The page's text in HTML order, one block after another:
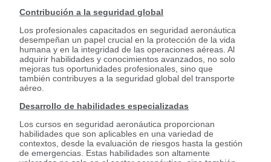
Contribución a la seguridad global
Los profesionales capacitados en seguridad aeronáutica
desempeñan un papel crucial en la protección de la vida
humana y en la integridad de las operaciones aéreas. Al
adquirir habilidades y conocimientos avanzados, no solo
mejoras tus oportunidades profesionales, sino que
también contribuyes a la seguridad global del transporte
aéreo.
Desarrollo de habilidades especializadas
Los cursos en seguridad aeronáutica proporcionan
habilidades que son aplicables en una variedad de
contextos, desde la evaluación de riesgos hasta la gestión
de emergencias. Estas habilidades son altamente